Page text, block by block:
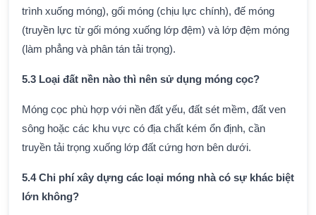
trình xuống móng), gối móng (chịu lực chính), đế móng
(truyền lực từ gối móng xuống lớp đệm) và lớp đệm móng
(làm phẳng và phân tán tải trọng).
5.3 Loại đất nền nào thì nên sử dụng móng cọc?
Móng cọc phù hợp với nền đất yếu, đất sét mềm, đất ven
sông hoặc các khu vực có địa chất kém ổn định, cần
truyền tải trọng xuống lớp đất cứng hơn bên dưới.
5.4 Chi phí xây dựng các loại móng nhà có sự khác biệt
lớn không?